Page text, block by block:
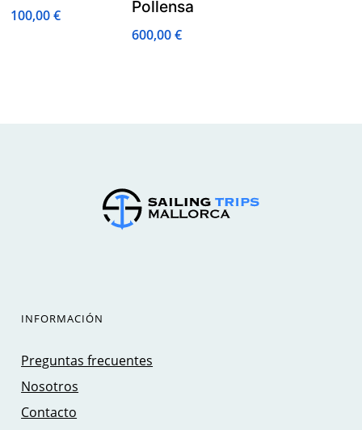
100,00€
Pollensa
600,00€
INFORMACIÓN
Preguntas frecuentes
Nosotros
Contacto